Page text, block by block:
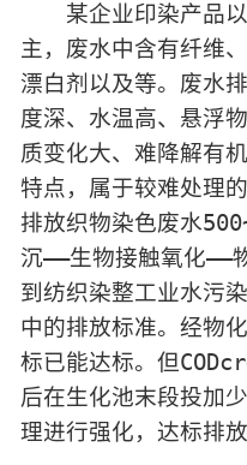
某企业印染产品以
主，废水中含有纤维
漂白剂以及等。废水
度深、水温高、悬浮
质变化大、难降解有
特点，属于较难处理
排放织物染色废水
沉——生物接触氧化——
到纺织染整工业水污
中的排放标准。经物
标已能达标。但
后在生化池末段投加
理进行强化，达标排放